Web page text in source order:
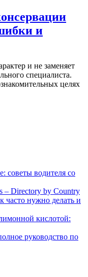
и
и не заменяет
специалиста.
целях
советы водителя со
– Directory by Country
часто нужно делать и
кислотой:
руководство по